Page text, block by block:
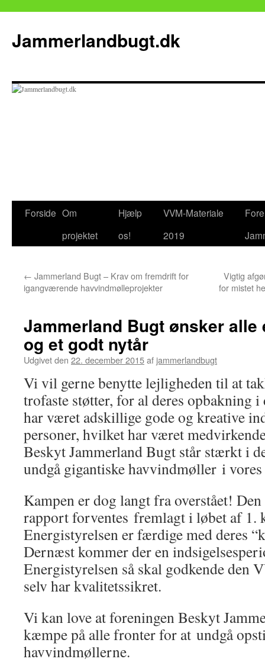
Jammerlandbugt.dk
Hop
Forside Om
projektet
Hjælp
os!
VVM-Materiale
2019
← Jammerland Bugt – Krav om fremdrift for
igangværende havvindmølleprojekter
Vigtig
for mistet
Jammerland Bugt ønsker
og et godt nytår
Udgivet den 22. december 2015af jammerlandbugt
Vi vil gerne benytte lejligheden til at
trofaste støtter, for al deres opbakning
har været adskillige gode og kreative
personer, hvilket har været
Beskyt Jammerland Bugt står stærkt i
undgå gigantiske havvindmøller i vores
Kampen er dog langt fra overstået!
rapport forventes fremlagt i løbet af 1.
Energistyrelsen er færdige med deres
Dernæst kommer der en
Energistyrelsen så skal godkende den
selv har kvalitetssikret.
Vi kan love at foreningen Beskyt
kæmpe på alle fronter for at undgå
havvindmøllerne.